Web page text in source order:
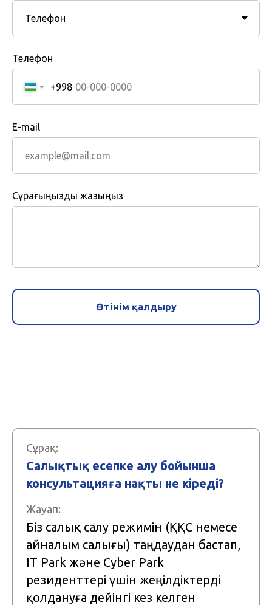
Телефон
+998
E-mail
Сұрағыңызды жазыңыз
Өтінім қалдыру
Сұрақ:
Салықтық есепке алу бойынша
консультацияға нақты не кіреді?
Жауап:
Біз салық салу режимін (ҚҚС немесе
айналым салығы) таңдаудан бастап,
IT Park және Cyber Park
резиденттері үшін жеңілдіктерді
қолдануға дейінгі кез келген